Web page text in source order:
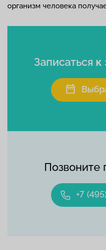
организм человека
Позвоните
+7
Записаться к